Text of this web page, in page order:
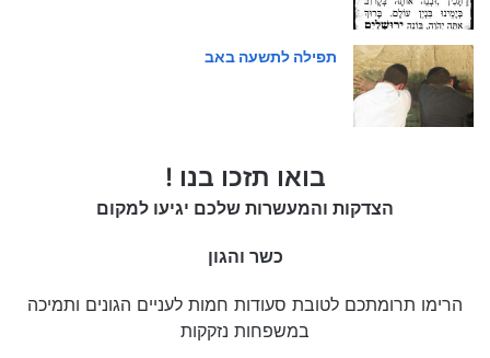
תפילה לתשעה באב
בואו תזכו בנו !
הצדקות והמעשרות שלכם יגיעו למקום
כשר והגון
הרימו תרומתכם לטובת סעודות חמות לעניים הגונים ותמיכה
במשפחות נזקקות